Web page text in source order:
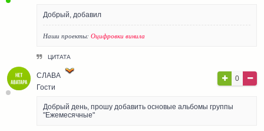
Добрый, добавил
Наши проекты: Оцифровки винила
ЦИТАТА
СЛАВА
Гости
0
Добрый день, прошу добавить основые альбомы группы
"Ежемесячные"